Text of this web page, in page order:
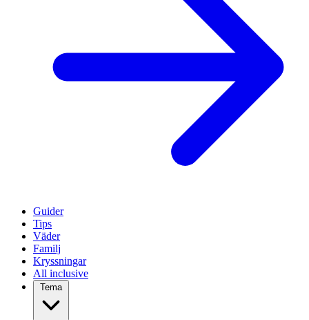
Guider
Tips
Väder
Familj
Kryssningar
All inclusive
Tema